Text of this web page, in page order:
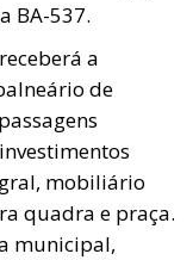
BA-537.
a
de
mobiliário
quadra e praça.
municipal,